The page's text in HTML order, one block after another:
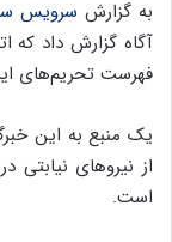
به گزارش سرویس
فهرست تحریم‌های
یک منبع به این
از نیروهای
است.